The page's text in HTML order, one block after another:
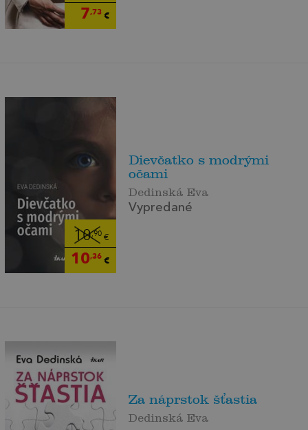
7,73€
10,90€
10,36€
Dievčatko s modrými
očami
Dedinská Eva
Vypredané
Za náprstok šťastia
Dedinská Eva